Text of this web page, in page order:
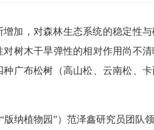
加，对森林生态系统的稳定性
树木干旱弹性的相对作用尚不
种广布松树 （高山松、云南松、
“版纳植物园”） 范泽鑫研究员团队